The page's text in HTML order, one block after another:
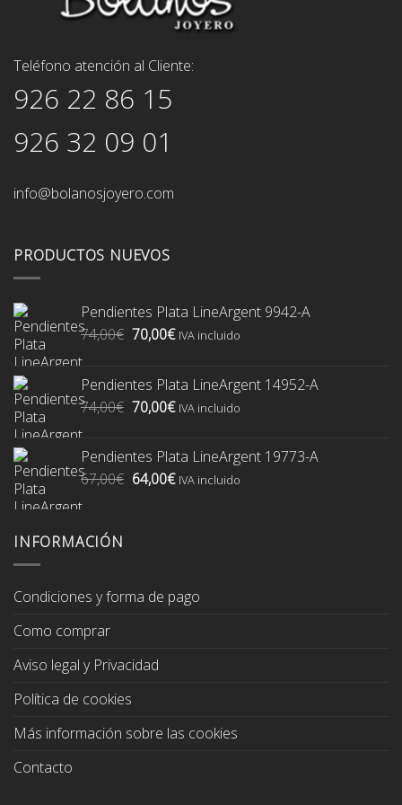
Teléfono atención al Cliente:
926 22 86 15
926 32 09 01
info@bolanosjoyero.com
PRODUCTOS NUEVOS
Pendientes Plata LineArgent 9942-A
74,00€ El
era:
74,00€.
70,00€El
es:
70,00€.
IVA incluido
Pendientes Plata LineArgent 14952-A
74,00€ El
era:
74,00€.
70,00€El
es:
70,00€.
IVA incluido
Pendientes Plata LineArgent 19773-A
67,00€ El
64,00€ElIVA incluido
INFORMACIÓN
Condiciones y forma de pago
Como comprar
Aviso legal y Privacidad
Política de cookies
Más información sobre las cookies
Contacto